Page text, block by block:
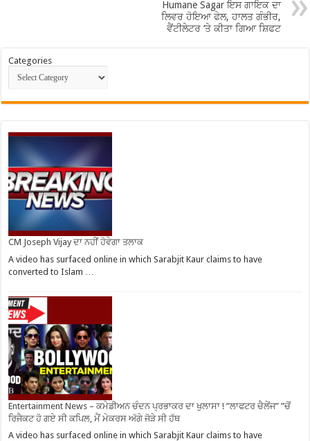
Humane Sagar ਇਸ ਗਾਇਕ ਦਾ
ਲਿਵਰ ਹੋਇਆ ਫੇਲ, ਹਾਲਤ ਗੰਭੀਰ,
ਵੈਂਟੀਲੇਟਰ ‘ਤੇ ਕੀਤਾ ਗਿਆ ਸ਼ਿਫਟ
Categories
CM Joseph Vijay ਦਾ ਨਹੀਂ ਹੋਵੇਗਾ ਤਲਾਕ
A video has surfaced online in which Sarabjit Kaur claims to have
converted to Islam …
Entertainment News – ਕਮੇਡੀਅਨ ਚੰਦਨ ਪ੍ਰਭਾਕਰ ਦਾ ਖੁਲਾਸਾ ! ”ਲਾਫਟਰ ਚੈਲੇਂਜ” ”ਚੋਂ
ਰਿਜੈਕਟ ਹੋ ਗਏ ਸੀ ਕਪਿਲ, ਮੈਂ ਮੇਕਰਸ ਅੱਗੇ ਜੋੜੇ ਸੀ ਹੱਥ
A video has surfaced online in which Sarabjit Kaur claims to have